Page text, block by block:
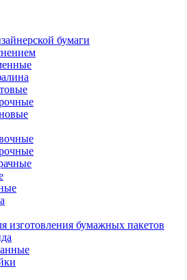
бумаги
изготовления бумажных пакетов